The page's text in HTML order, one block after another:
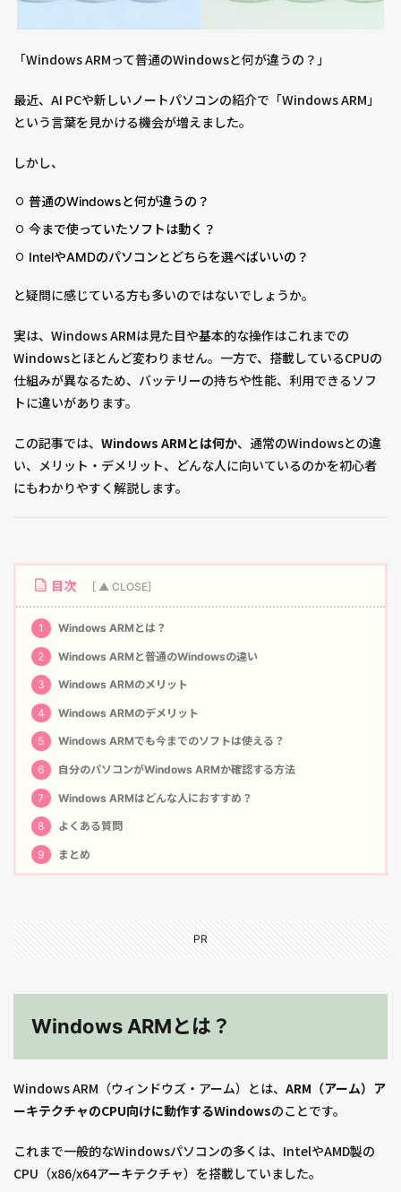
「Windows ARMって普通のWindowsと何が違うの？」
最近、AI PCや新しいノートパソコンの紹介で「Windows ARM」
という言葉を見かける機会が増えました。
しかし、
普通のWindowsと何が違うの？
今まで使っていたソフトは動く？
IntelやAMDのパソコンとどちらを選べばいいの？
と疑問に感じている方も多いのではないでしょうか。
実は、Windows ARMは見た目や基本的な操作はこれまでの
Windowsとほとんど変わりません。一方で、搭載しているCPUの
仕組みが異なるため、バッテリーの持ちや性能、利用できるソフ
トに違いがあります。
この記事では、 Windows ARMとは何か、通常のWindowsとの違
い、メリット・デメリット、どんな人に向いているのかを初心者
にもわかりやすく解説します。
目次
1 Windows ARMとは？
2 Windows ARMと普通のWindowsの違い
3 Windows ARMのメリット
4 Windows ARMのデメリット
5 Windows ARMでも今までのソフトは使える？
6 自分のパソコンがWindows ARMか確認する方法
7 Windows ARMはどんな人におすすめ？
8 よくある質問
9 まとめ
PR
Windows ARMとは？
Windows ARM（ウィンドウズ・アーム）とは、 ARM（アーム）ア
ーキテクチャのCPU向けに動作するWindowsのことです。
これまで一般的なWindowsパソコンの多くは、IntelやAMD製の
CPU（x86/x64アーキテクチャ）を搭載していました。